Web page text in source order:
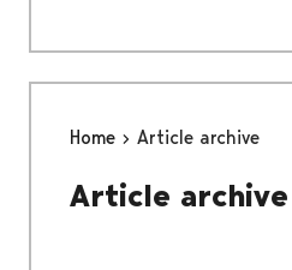
Home Article archive
Article archive